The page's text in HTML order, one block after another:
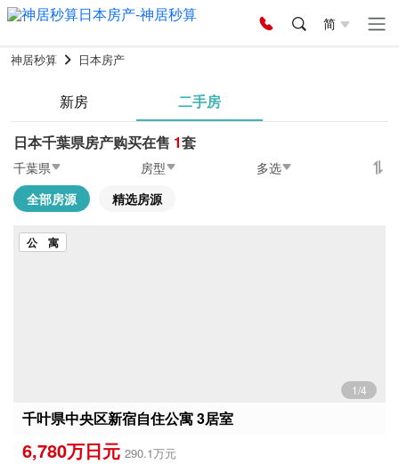
简
神居秒算 日本房产
新房
二手房
日本千葉県房产购买在售 1套
千葉県 房型
多选
全部房源
精选房源
公 寓
1/4
千叶県中央区新宿自住公寓 3居室
6,780万日元 290.1万元